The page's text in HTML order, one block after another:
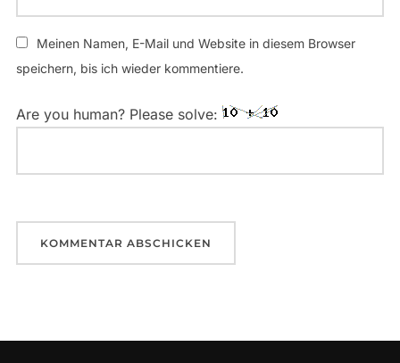
Meinen Namen, E-Mail und Website in diesem Browser
speichern, bis ich wieder kommentiere.
Are you human? Please solve: